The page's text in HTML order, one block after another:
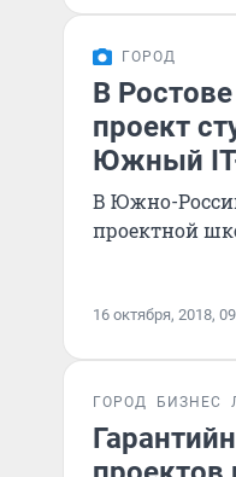
ГОРОД
В
проект
Южный
В Южно-
проектной
16 октября, 2018,
ГОРОД БИЗНЕС